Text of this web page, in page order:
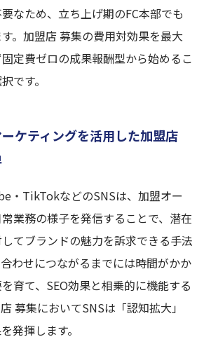
なため、立ち上げ期のFC本部でも
。加盟店 募集の費用対効果を最大
定費ゼロの成果報酬型から始めるこ
です。
ケティングを活用した加盟店
・TikTokなどのSNSは、加盟オー
業務の様子を発信することで、潜在
てブランドの魅力を訴求できる手法
わせにつながるまでには時間がかか
育て、SEO効果と相乗的に機能する
募集においてSNSは「認知拡大」
発揮します。